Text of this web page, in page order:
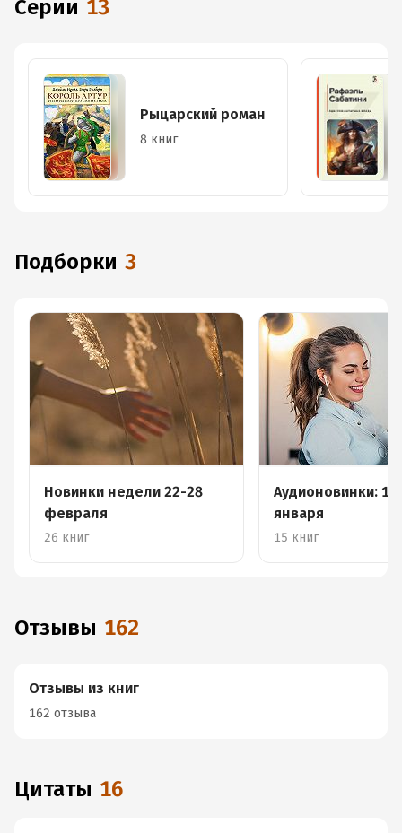
Серии 13
Рыцарский роман
8 книг
Подборки 3
Новинки недели 22-28
февраля
26 книг
Аудионовинки:
января
15 книг
Отзывы 162
Отзывы из книг
162 отзыва
Цитаты 16